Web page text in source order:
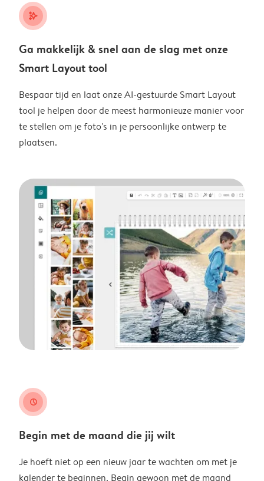
stars_plus
Ga makkelijk & snel aan de slag met onze
Smart Layout tool
Bespaar tijd en laat onze AI-gestuurde Smart Layout
tool je helpen door de meest harmonieuze manier voor
te stellen om je foto's in je persoonlijke ontwerp te
plaatsen.
clock
Begin met de maand die jij wilt
Je hoeft niet op een nieuw jaar te wachten om met je
kalender te beginnen. Begin gewoon met de maand